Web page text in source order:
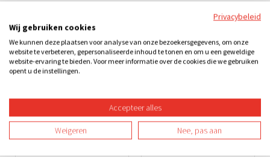
Ook leuk
Privacybeleid
Wij gebruiken cookies
We kunnen deze plaatsen voor analyse van onze bezoekersgegevens, om onze
website te verbeteren, gepersonaliseerde inhoud te tonen en om u een geweldige
website-ervaring te bieden. Voor meer informatie over de cookies die we gebruiken
opent u de instellingen.
Accepteer alles
Weigeren Nee, pas aan